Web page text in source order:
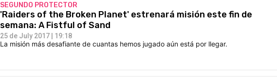
SEGUNDO PROTECTOR
'Raiders of the Broken Planet' estrenará misión este fin de
semana: A Fistful of Sand
25 de July 2017 | 19:18
La misión más desafiante de cuantas hemos jugado aún está por llegar.